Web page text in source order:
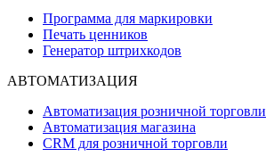
Программа для маркировки
Печать ценников
Генератор штрихкодов
АВТОМАТИЗАЦИЯ
Автоматизация розничной торговли
Автоматизация магазина
CRM для розничной торговли